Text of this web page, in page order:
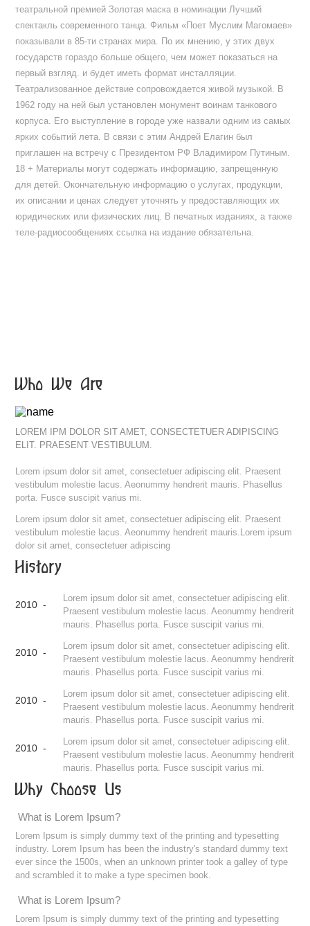
театральной премией Золотая маска в номинации Лучший
спектакль современного танца. Фильм «Поет Муслим Магомаев»
показывали в 85-ти странах мира. По их мнению, у этих двух
государств гораздо больше общего, чем может показаться на
первый взгляд. и будет иметь формат инсталляции.
Театрализованное действие сопровождается живой музыкой. В
1962 году на ней был установлен монумент воинам танкового
корпуса. Его выступление в городе уже назвали одним из самых
ярких событий лета. В связи с этим Андрей Елагин был
приглашен на встречу с Президентом РФ Владимиром Путиным.
18 + Материалы могут содержать информацию, запрещенную
для детей. Окончательную информацию о услугах, продукции,
их описании и ценах следует уточнять у предоставляющих их
юридических или физических лиц. В печатных изданиях, а также
теле-радиосообщениях ссылка на издание обязательна.
Who We Are
LOREM IPM DOLOR SIT AMET, CONSECTETUER ADIPISCING
ELIT. PRAESENT VESTIBULUM.
Lorem ipsum dolor sit amet, consectetuer adipiscing elit. Praesent
vestibulum molestie lacus. Aeonummy hendrerit mauris. Phasellus
porta. Fusce suscipit varius mi.
Lorem ipsum dolor sit amet, consectetuer adipiscing elit. Praesent
vestibulum molestie lacus. Aeonummy hendrerit mauris.Lorem ipsum
dolor sit amet, consectetuer adipiscing
History
2010 -
Lorem ipsum dolor sit amet, consectetuer adipiscing elit.
Praesent vestibulum molestie lacus. Aeonummy hendrerit
mauris. Phasellus porta. Fusce suscipit varius mi.
2010 -
Lorem ipsum dolor sit amet, consectetuer adipiscing elit.
Praesent vestibulum molestie lacus. Aeonummy hendrerit
mauris. Phasellus porta. Fusce suscipit varius mi.
2010 -
Lorem ipsum dolor sit amet, consectetuer adipiscing elit.
Praesent vestibulum molestie lacus. Aeonummy hendrerit
mauris. Phasellus porta. Fusce suscipit varius mi.
2010 -
Lorem ipsum dolor sit amet, consectetuer adipiscing elit.
Praesent vestibulum molestie lacus. Aeonummy hendrerit
mauris. Phasellus porta. Fusce suscipit varius mi.
Why Choose Us
What is Lorem Ipsum?
Lorem Ipsum is simply dummy text of the printing and typesetting
industry. Lorem Ipsum has been the industry's standard dummy text
ever since the 1500s, when an unknown printer took a galley of type
and scrambled it to make a type specimen book.
What is Lorem Ipsum?
Lorem Ipsum is simply dummy text of the printing and typesetting